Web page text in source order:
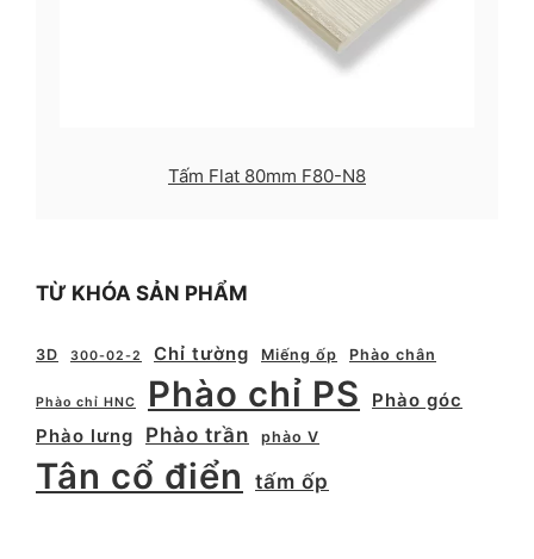
Tấm Flat 80mm F80-N8
TỪ KHÓA SẢN PHẨM
3D 300-02-2 Chỉ tường Miếng ốp Phào chân
Phào chỉ HNC Phào chỉ PS
Phào góc
Phào lưng
Phào trần phào V
Tân cổ điển tấm ốp